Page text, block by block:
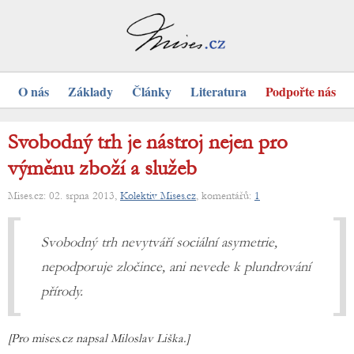
O nás Základy Články Literatura Podpořte nás
Svobodný trh je nástroj nejen pro
výměnu zboží a služeb
Mises.cz: 02. srpna 2013, Kolektiv Mises.cz, komentářů: 1
Svobodný trh nevytváří sociální asymetrie,
nepodporuje zločince, ani nevede k plundrování
přírody.
[Pro mises.cz napsal Miloslav Liška.]